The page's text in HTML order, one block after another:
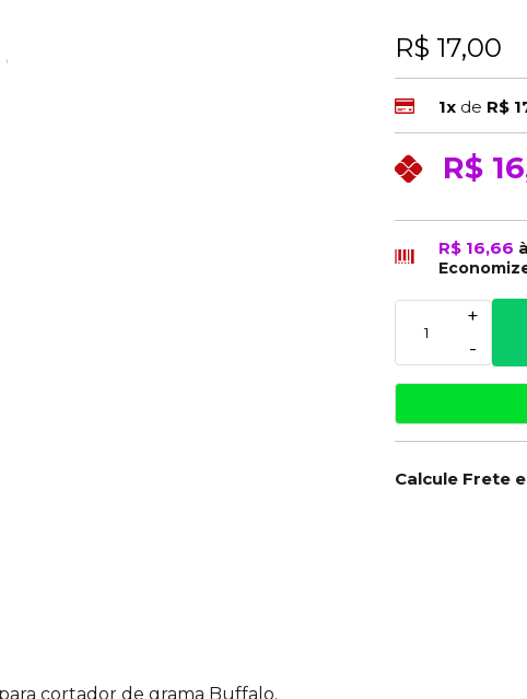
R$ 17,00
1x de R$
R$
R$ 16,66
-
+
Calcule Frete e
cortador de grama Buffalo.